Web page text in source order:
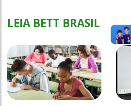
LEIA BETT BRASIL